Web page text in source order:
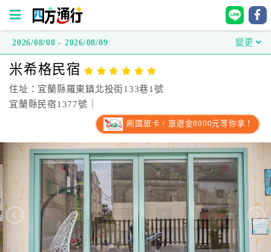
方
通
行
台
灣
訂
房
2026/08/08 - 2026/08/09 變更
米希格民宿
住址：宜蘭縣羅東鎮北投街133巷1號
宜蘭縣民宿1377號｜
刷國旅卡，旅遊金8000元等你拿！